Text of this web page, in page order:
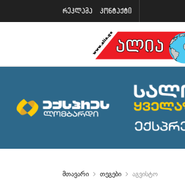
რეკლამა კონტაქტი
მთავარი თეგები აგვისტო